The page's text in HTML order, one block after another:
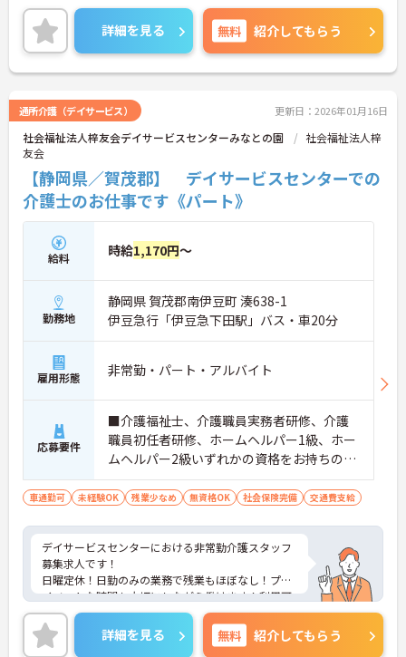
能な託児所もあり子育て中の方も安心！
ご興味ある方には、面接のポイントなど、さらに詳
細をお話致しますのでお気軽にご相談ください。
詳細を見る 無料 紹介してもらう
通所介護（デイサービス） 更新日：2026年01月16日
社会福祉法人梓友会デイサービスセンターみなとの園
社会福祉法人梓
友会
【静岡県／賀茂郡】 デイサービスセンターでの
介護士のお仕事です《パート》
給料 時給1,170円～
勤務地
静岡県 賀茂郡南伊豆町 湊638-1
伊豆急行「伊豆急下田駅」バス・車20分
雇用形態 非常勤・パート・アルバイト
応募要件
■介護福祉士、介護職員実務者研修、介護
職員初任者研修、ホームヘルパー1級、ホー
ムヘルパー2級いずれかの資格をお持ちの方
※無資格・未経験応相談 ■普通自動車運転
免許（AT限定可）
車通勤可 未経験OK 残業少なめ 無資格OK 社会保険完備 交通費支給
デイサービスセンターにおける非常勤介護スタッフ
募集求人です！
日曜定休！日勤のみの業務で残業もほぼなし！プラ
イベートな時間も大切にしながら働けます！利用可
能な託児所もあり子育て中の方も安心！
ご興味ある方には、面接のポイントなど、さらに詳
細をお話致しますのでお気軽にご相談ください。
詳細を見る 無料 紹介してもらう